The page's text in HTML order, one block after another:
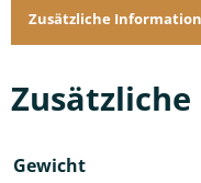
Zusätzliche
Gewicht